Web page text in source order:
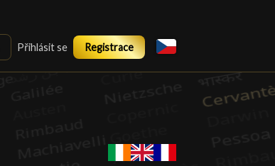
Přihlásit se Registrace